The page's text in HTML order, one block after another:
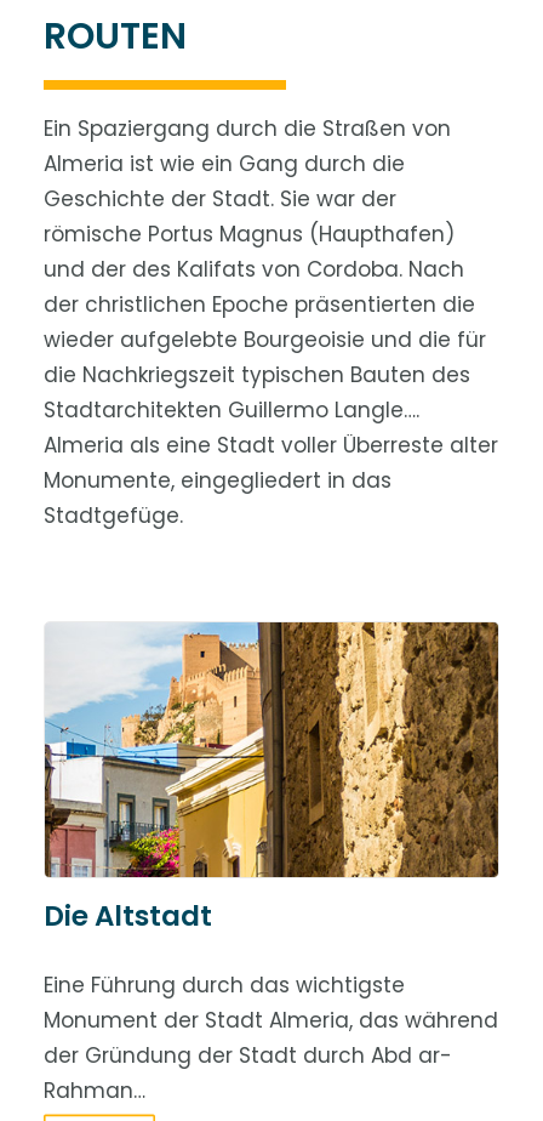
ROUTEN
Ein Spaziergang durch die Straßen von
Almeria ist wie ein Gang durch die
Geschichte der Stadt. Sie war der
römische Portus Magnus (Haupthafen)
und der des Kalifats von Cordoba. Nach
der christlichen Epoche präsentierten die
wieder aufgelebte Bourgeoisie und die für
die Nachkriegszeit typischen Bauten des
Stadtarchitekten Guillermo Langle….
Almeria als eine Stadt voller Überreste alter
Monumente, eingegliedert in das
Stadtgefüge.
Die Altstadt
Eine Führung durch das wichtigste
Monument der Stadt Almeria, das während
der Gründung der Stadt durch Abd ar-
Rahman…